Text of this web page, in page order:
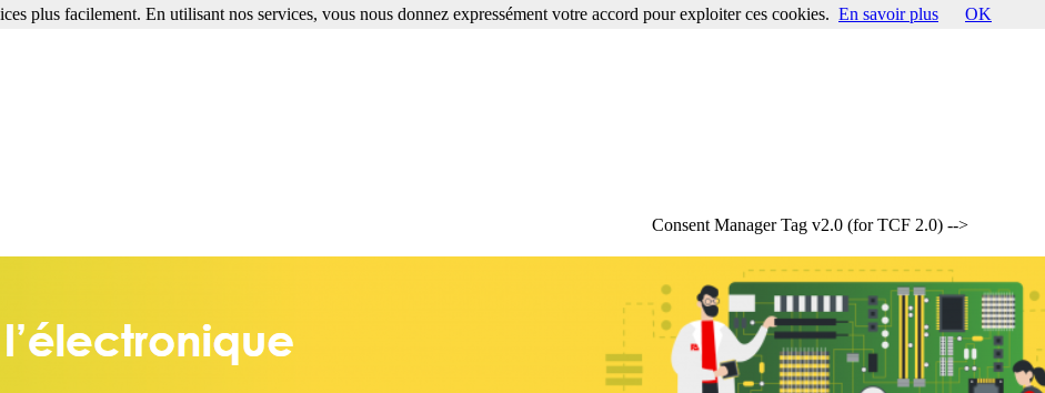
Consent Manager Tag v2.0 (for TCF 2.0) -->
plus facilement. En utilisant nos services, vous nous donnez expressément votre accord pour exploiter ces cookies. En savoir plus OK